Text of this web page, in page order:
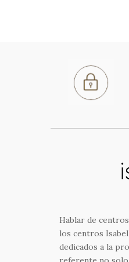
Hablar de
los centros
dedicados a la